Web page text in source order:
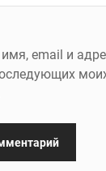
email и